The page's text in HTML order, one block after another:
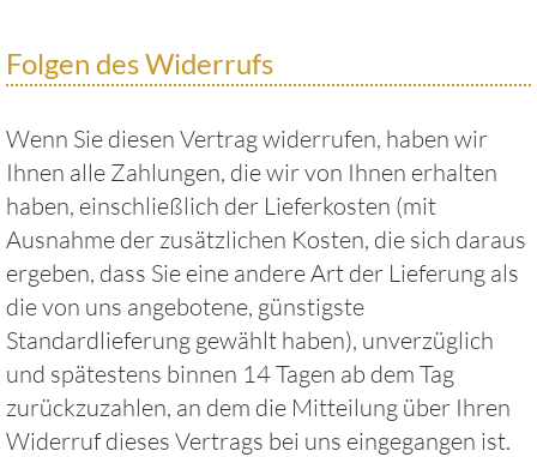
Folgen des Widerrufs
Wenn Sie diesen Vertrag widerrufen, haben wir
Ihnen alle Zahlungen, die wir von Ihnen erhalten
haben, einschließlich der Lieferkosten (mit
Ausnahme der zusätzlichen Kosten, die sich daraus
ergeben, dass Sie eine andere Art der Lieferung als
die von uns angebotene, günstigste
Standardlieferung gewählt haben), unverzüglich
und spätestens binnen 14 Tagen ab dem Tag
zurückzuzahlen, an dem die Mitteilung über Ihren
Widerruf dieses Vertrags bei uns eingegangen ist.